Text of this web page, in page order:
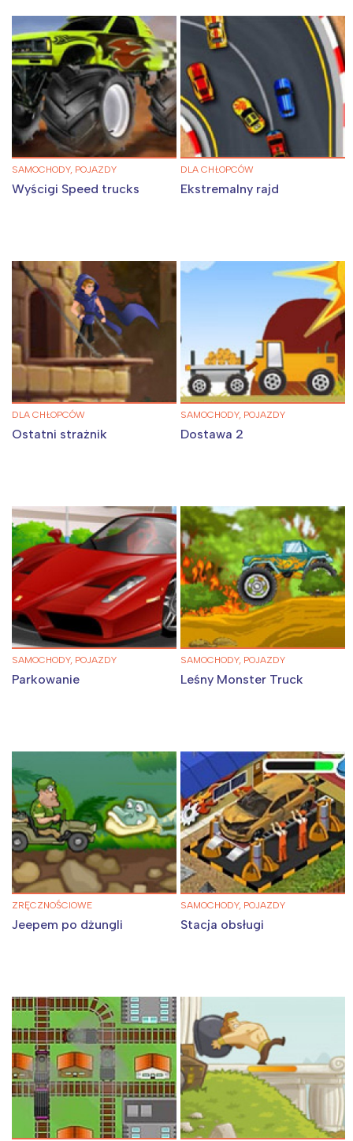
SAMOCHODY, POJAZDY
Wyścigi Speed trucks
DLA CHŁOPCÓW
Ekstremalny rajd
DLA CHŁOPCÓW
Ostatni strażnik
SAMOCHODY, POJAZDY
Dostawa 2
SAMOCHODY, POJAZDY
Parkowanie
SAMOCHODY, POJAZDY
Leśny Monster Truck
ZRĘCZNOŚCIOWE
Jeepem po dżungli
SAMOCHODY, POJAZDY
Stacja obsługi
Interesują mnie wydarzenia z
tego regionu: